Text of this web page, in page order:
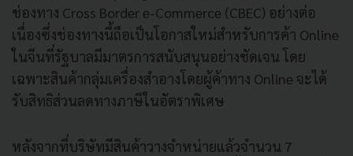
ช่องทาง Cross Border e-Commerce (CBEC) อย่างต่อ
เนื่องซึ่งช่องทางนี้ถือเป็นโอกาสใหม่สำหรับการค้า Online
ในจีนที่รัฐบาลมีมาตรการสนับสนุนอย่างชัดเจน โดย
เฉพาะสินค้ากลุ่มเครื่องสำอางโดยผู้ค้าทาง Online จะได้
รับสิทธิส่วนลดทางภาษีในอัตราพิเศษ
หลังจากที่บริษัทมีสินค้าวางจำหน่ายแล้วจำนวน 7